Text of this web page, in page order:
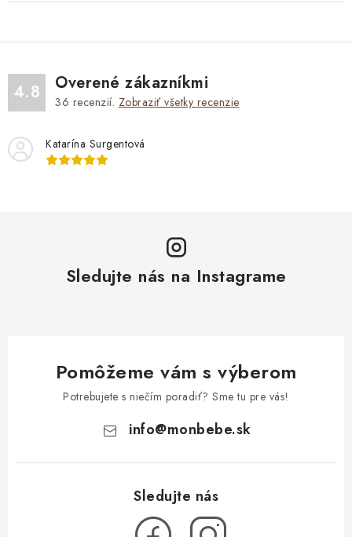
4.8 Overené zákazníkmi
36 recenzií. Zobraziť všetky recenzie
Katarína Surgentová
Sledujte nás na Instagrame
Pomôžeme vám s výberom
Potrebujete s niečím poradiť? Sme tu pre vás!
info@monbebe.sk